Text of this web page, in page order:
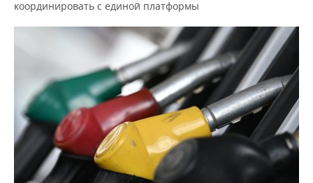
координировать с единой платформы